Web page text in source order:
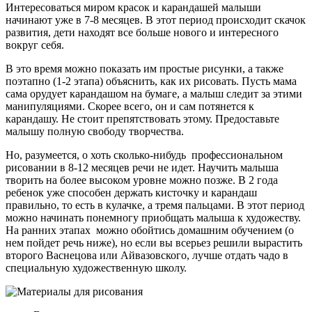
Интересоваться миром красок и карандашей малыши
начинают уже в 7-8 месяцев. В этот период происходит скачок
развития, дети находят все больше нового и интересного
вокруг себя.
В это время можно показать им простые рисунки, а также
поэтапно (1-2 этапа) объяснить, как их рисовать. Пусть мама
сама орудует карандашом на бумаге, а малыш следит за этими
манипуляциями. Скорее всего, он и сам потянется к
карандашу. Не стоит препятствовать этому. Предоставьте
малышу полную свободу творчества.
Но, разумеется, о хоть сколько-нибудь профессиональном
рисовании в 8-12 месяцев речи не идет. Научить малыша
творить на более высоком уровне можно позже. В 2 года
ребенок уже способен держать кисточку и карандаш
правильно, то есть в кулачке, а тремя пальцами. В этот период
можно начинать понемногу приобщать малыша к художеству.
На ранних этапах можно обойтись домашним обучением (о
нем пойдет речь ниже), но если вы всерьез решили вырастить
второго Васнецова или Айвазовского, лучше отдать чадо в
специальную художественную школу.